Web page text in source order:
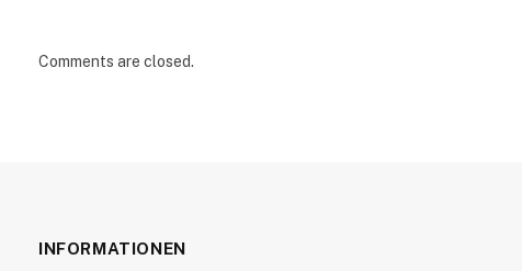
Comments are closed.
INFORMATIONEN